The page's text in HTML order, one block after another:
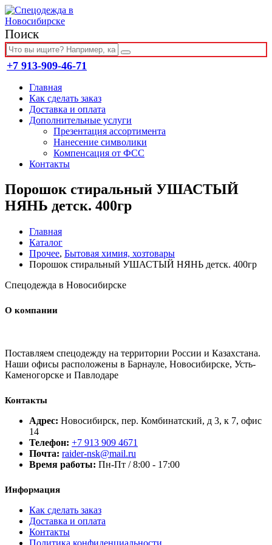
Поиск
+7 913-909-46-71
Главная
Как сделать заказ
Доставка и оплата
Дополнительные услуги
Презентация ассортимента
Нанесение символики
Компенсация от ФСС
Контакты
Порошок стиральный УШАСТЫЙ
НЯНЬ детск. 400гр
Главная
Каталог
Прочее, Бытовая химия, хозтовары
Порошок стиральный УШАСТЫЙ НЯНЬ детск. 400гр
Спецодежда в Новосибирске
О компании
Поставляем спецодежду на территории России и Казахстана.
Наши офисы расположены в Барнауле, Новосибирске, Усть-
Каменогорске и Павлодаре
Контакты
Адрес: Новосибирск, пер. Комбинатский, д 3, к 7, офис
14
Телефон: +7 913 909 4671
Почта: raider-nsk@mail.ru
Время работы: Пн-Пт / 8:00 - 17:00
Информация
Как сделать заказ
Доставка и оплата
Контакты